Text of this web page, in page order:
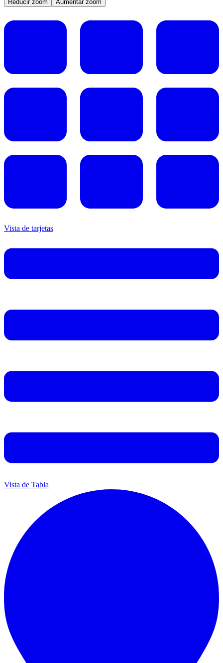
Reducir zoom Aumentar zoom
Vista de tarjetas
Vista de Tabla